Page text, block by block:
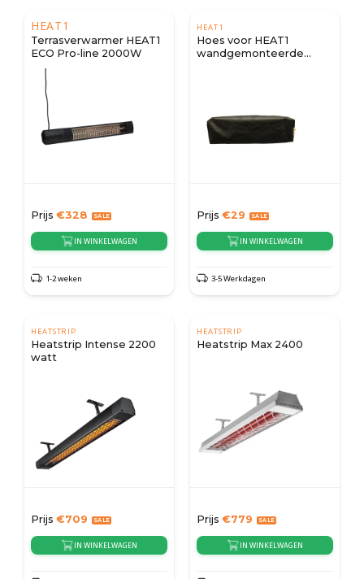
HEAT1
Terrasverwarmer HEAT1
ECO Pro-line 2000W
Prijs €328
IN WINKELWAGEN
1-2 weken
HEAT1
Hoes voor HEAT1
wandgemonteerde
Prijs €29
IN WINKELWAGEN
3-5 Werkdagen
HEATSTRIP
Heatstrip Intense 2200
watt
Prijs €709
IN WINKELWAGEN
HEATSTRIP
Heatstrip Max 2400
Prijs €779
IN WINKELWAGEN